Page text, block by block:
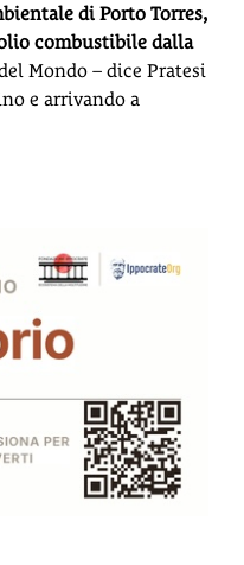
di Porto Torres,
combustibile dalla
Mondo – dice Pratesi
e arrivando a